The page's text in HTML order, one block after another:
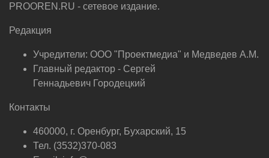
PROOREN.RU - сетевое издание.
Редакция
Учредители: ООО "Проектмедиа" и Медведев А.М.
Главный редактор - Сергей
Геннадьевич Городецкий
Контакты
460000, г. Оренбург, Бухарский, 15
Тел. (3532)370-083